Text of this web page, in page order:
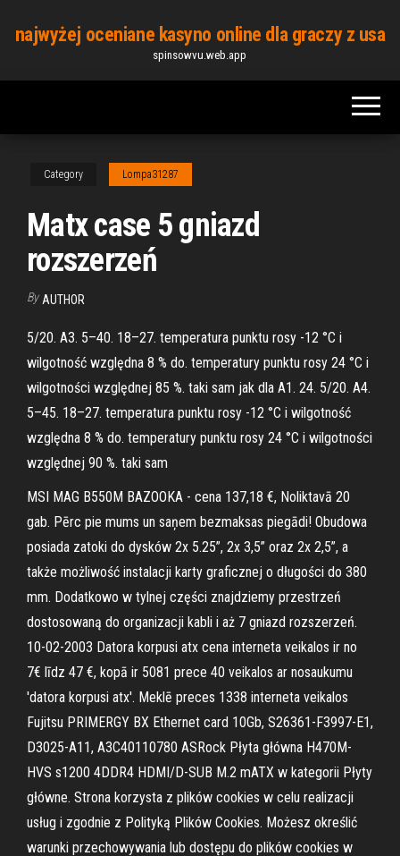
content
najwyżej oceniane kasyno online dla graczy z usa
spinsowvu.web.app
Category Lompa31287
Matx case 5 gniazd
rozszerzeń
By AUTHOR
5/20. A3. 5–40. 18–27. temperatura punktu rosy -12 °C i
wilgotność względna 8 % do. temperatury punktu rosy 24 °C i
wilgotności względnej 85 %. taki sam jak dla A1. 24. 5/20. A4.
5–45. 18–27. temperatura punktu rosy -12 °C i wilgotność
względna 8 % do. temperatury punktu rosy 24 °C i wilgotności
względnej 90 %. taki sam
MSI MAG B550M BAZOOKA - cena 137,18 €, Noliktavā 20
gab. Pērc pie mums un saņem bezmaksas piegādi! Obudowa
posiada zatoki do dysków 2x 5.25”, 2x 3,5” oraz 2x 2,5”, a
także możliwość instalacji karty graficznej o długości do 380
mm. Dodatkowo w tylnej części znajdziemy przestrzeń
dostosowaną do organizacji kabli i aż 7 gniazd rozszerzeń.
10-02-2003 Datora korpusi atx cena interneta veikalos ir no
7€ līdz 47 €, kopā ir 5081 prece 40 veikalos ar nosaukumu
'datora korpusi atx'. Meklē preces 1338 interneta veikalos
Fujitsu PRIMERGY BX Ethernet card 10Gb, S26361-F3997-E1,
D3025-A11, A3C40110780 ASRock Płyta główna H470M-
HVS s1200 4DDR4 HDMI/D-SUB M.2 mATX w kategorii Płyty
główne. Strona korzysta z plików cookies w celu realizacji
usług i zgodnie z Polityką Plików Cookies. Możesz określić
warunki przechowywania lub dostępu do plików cookies w